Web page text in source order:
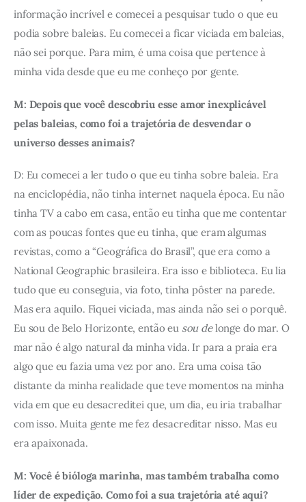
informação incrível e comecei a pesquisar tudo o que eu
podia sobre baleias. Eu comecei a ficar viciada em baleias,
não sei porque. Para mim, é uma coisa que pertence à
minha vida desde que eu me conheço por gente.
M: Depois que você descobriu esse amor inexplicável
pelas baleias, como foi a trajetória de desvendar o
universo desses animais?
D: Eu comecei a ler tudo o que eu tinha sobre baleia. Era
na enciclopédia, não tinha internet naquela época. Eu não
tinha TV a cabo em casa, então eu tinha que me contentar
com as poucas fontes que eu tinha, que eram algumas
revistas, como a “Geográfica do Brasil”, que era como a
National Geographic brasileira. Era isso e biblioteca. Eu lia
tudo que eu conseguia, via foto, tinha pôster na parede.
Mas era aquilo. Fiquei viciada, mas ainda não sei o porquê.
Eu sou de Belo Horizonte, então eu sou de longe do mar. O
mar não é algo natural da minha vida. Ir para a praia era
algo que eu fazia uma vez por ano. Era uma coisa tão
distante da minha realidade que teve momentos na minha
vida em que eu desacreditei que, um dia, eu iria trabalhar
com isso. Muita gente me fez desacreditar nisso. Mas eu
era apaixonada.
M: Você é bióloga marinha, mas também trabalha como
líder de expedição. Como foi a sua trajetória até aqui?